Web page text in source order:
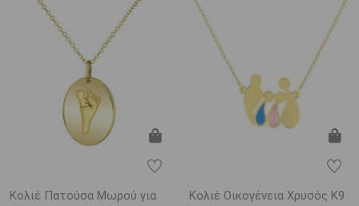
Κολιέ Πατούσα Μωρού για
Κολιέ Οικογένεια Χρυσός Κ9